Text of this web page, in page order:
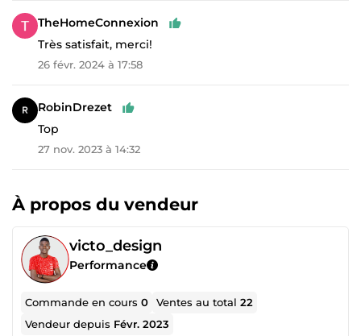
TheHomeConnexion
Très satisfait, merci!
26 févr. 2024 à 17:58
RobinDrezet
Top
27 nov. 2023 à 14:32
À propos du vendeur
victo_design
Performance
Commande en cours0 Ventes au total22
Vendeur depuis Févr. 2023